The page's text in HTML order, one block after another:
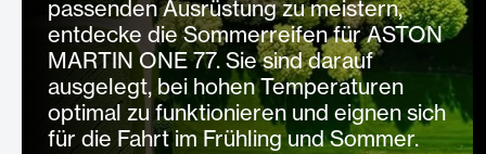
passenden Ausrüstung zu meistern,
entdecke die Sommerreifen für ASTON
MARTIN ONE 77. Sie sind darauf
ausgelegt, bei hohen Temperaturen
optimal zu funktionieren und eignen sich
für die Fahrt im Frühling und Sommer.